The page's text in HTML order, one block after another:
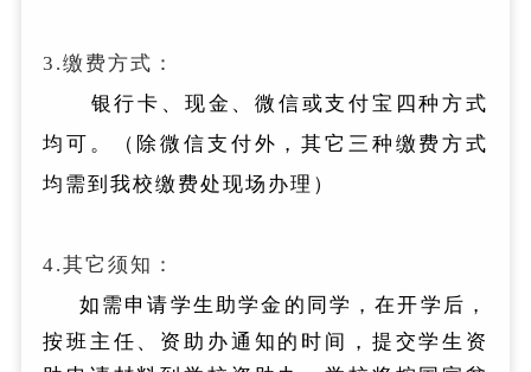
3.缴费方式：
银行卡、现金、微信或支付宝四种方式
均可。（除微信支付外，其它 三种缴费方式
均需到我校缴费处现场办理 ）
4.其它须知：
如需申请学生助学金的同学，在开学后，
按班主任、资助办通知的时间，提交学生资